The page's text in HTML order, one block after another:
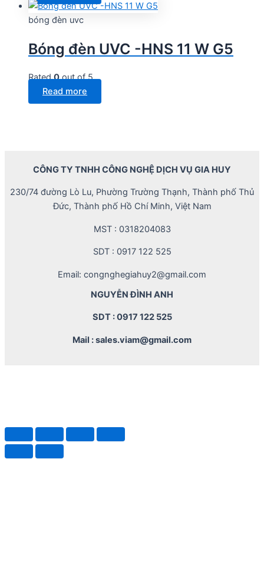
bóng đèn uvc
Bóng đèn UVC -HNS 11 W G5
Rated0out of 5
Read more
CÔNG TY TNHH CÔNG NGHỆ DỊCH VỤ GIA HUY
230/74 đường Lò Lu, Phường Trường Thạnh, Thành phố Thủ
Đức, Thành phố Hồ Chí Minh, Việt Nam
MST : 0318204083
SDT : 0917 122 525
Email: congnghegiahuy2@gmail.com
NGUYỄN ĐÌNH ANH
SDT : 0917 122 525
Mail : sales.viam@gmail.com